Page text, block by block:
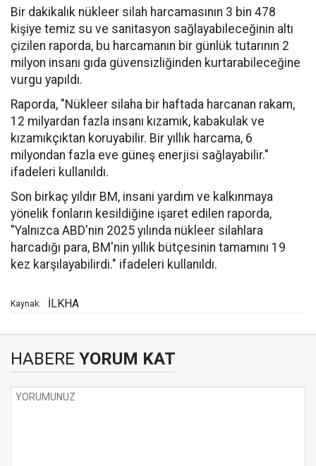
Bir dakikalık nükleer silah harcamasının 3 bin 478
kişiye temiz su ve sanitasyon sağlayabileceğinin altı
çizilen raporda, bu harcamanın bir günlük tutarının 2
milyon insanı gıda güvensizliğinden kurtarabileceğine
vurgu yapıldı.
Raporda, "Nükleer silaha bir haftada harcanan rakam,
12 milyardan fazla insanı kızamık, kabakulak ve
kızamıkçıktan koruyabilir. Bir yıllık harcama, 6
milyondan fazla eve güneş enerjisi sağlayabilir."
ifadeleri kullanıldı.
Son birkaç yıldır BM, insani yardım ve kalkınmaya
yönelik fonların kesildiğine işaret edilen raporda,
"Yalnızca ABD'nin 2025 yılında nükleer silahlara
harcadığı para, BM'nin yıllık bütçesinin tamamını 19
kez karşılayabilirdi." ifadeleri kullanıldı.
Kaynak: İLKHA
HABERE YORUM KAT